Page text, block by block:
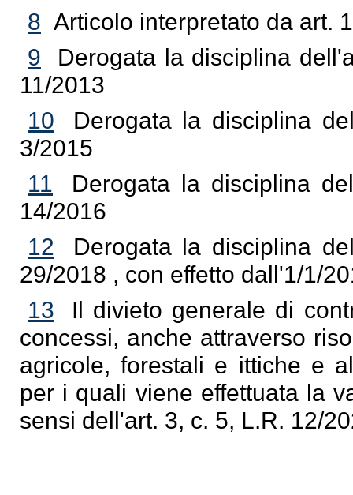
8 Articolo interpretato da art.
9
Derogata la disciplina
11/2013
10
Derogata la disciplina
3/2015
11
Derogata la disciplina
14/2016
12
Derogata la disciplina
29/2018 , con effetto dall'1/1/
13
Il divieto generale di
concessi, anche attraverso
agricole, forestali e ittiche e
per i quali viene effettuata la
sensi dell'art. 3, c. 5, L.R. 12/